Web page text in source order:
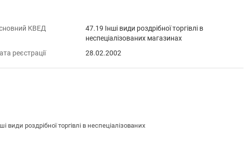
КВЕД
47.19 Інші види роздрібної торгівлі в
неспеціалізованих магазинах
реєстрації 28.02.2002
роздрібної торгівлі в неспеціалізованих